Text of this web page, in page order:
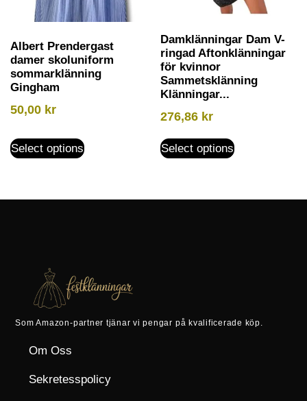
Albert Prendergast
damer skoluniform
sommarklänning
Gingham
50,00 kr
Select options
Damklänningar Dam V-
ringad Aftonklänningar
för kvinnor
Sammetsklänning
Klänningar...
276,86 kr
Select options
Som Amazon-partner tjänar vi pengar på kvalificerade köp.
Om Oss
Sekretesspolicy